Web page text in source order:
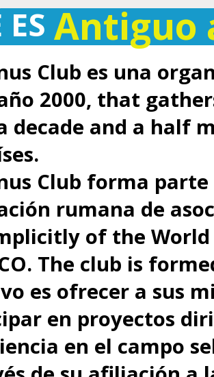
Antiguo
Club es una
2000, that
decade and a half
Club forma parte
rumana de
of the
The club is
es ofrecer a sus
en proyectos
en el campo